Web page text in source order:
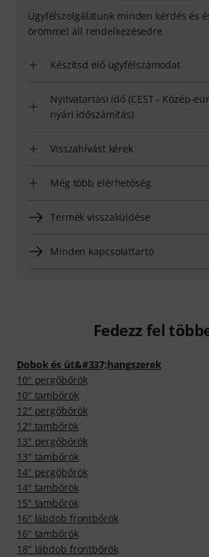
Ügyfélszolgálatunk minden kérdés és
örömmel áll rendelkezésedre
Készítsd elő ügyfélszámodat
Nyitvatartási idő (CEST - Közép-
nyári időszámítás)
Visszahívást kérek
Még több elérhetőség
Termék visszaküldése
Minden kapcsolattartó
Fedezz fel
Dobok és üt&#337;hangszerek
10" pergőbőrök
10" tambőrök
12" pergőbőrök
12" tambőrök
13" pergőbőrök
13" tambőrök
14" pergőbőrök
14" tambőrök
15" tambőrök
16" lábdob frontbőrök
16" tambőrök
18" lábdob frontbőrök